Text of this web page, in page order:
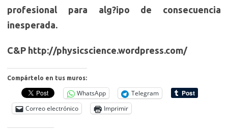
profesional para alg?ipo de consecuencia
inesperada.
C&P http://physicscience.wordpress.com/
Compártelo en tus muros:
WhatsApp
Telegram
Correo electrónico
Imprimir